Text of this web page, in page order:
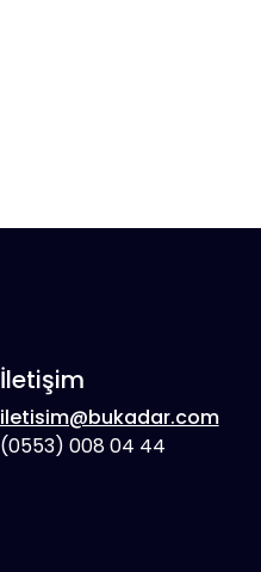
İletişim
iletisim@bukadar.com
(0553) 008 04 44